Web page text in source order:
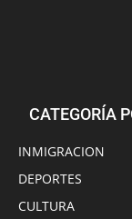
CATEGORÍA
INMIGRACION
DEPORTES
CULTURA